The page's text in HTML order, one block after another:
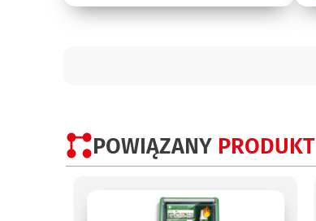
POWIĄZANY PRODUKT